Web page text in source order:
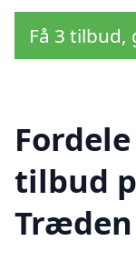
Få 3
tilbud
Træden